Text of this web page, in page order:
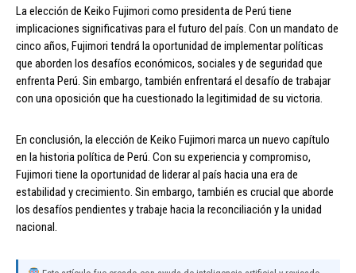
La elección de Keiko Fujimori como presidenta de Perú tiene
implicaciones significativas para el futuro del país. Con un mandato de
cinco años, Fujimori tendrá la oportunidad de implementar políticas
que aborden los desafíos económicos, sociales y de seguridad que
enfrenta Perú. Sin embargo, también enfrentará el desafío de trabajar
con una oposición que ha cuestionado la legitimidad de su victoria.
En conclusión, la elección de Keiko Fujimori marca un nuevo capítulo
en la historia política de Perú. Con su experiencia y compromiso,
Fujimori tiene la oportunidad de liderar al país hacia una era de
estabilidad y crecimiento. Sin embargo, también es crucial que aborde
los desafíos pendientes y trabaje hacia la reconciliación y la unidad
nacional.